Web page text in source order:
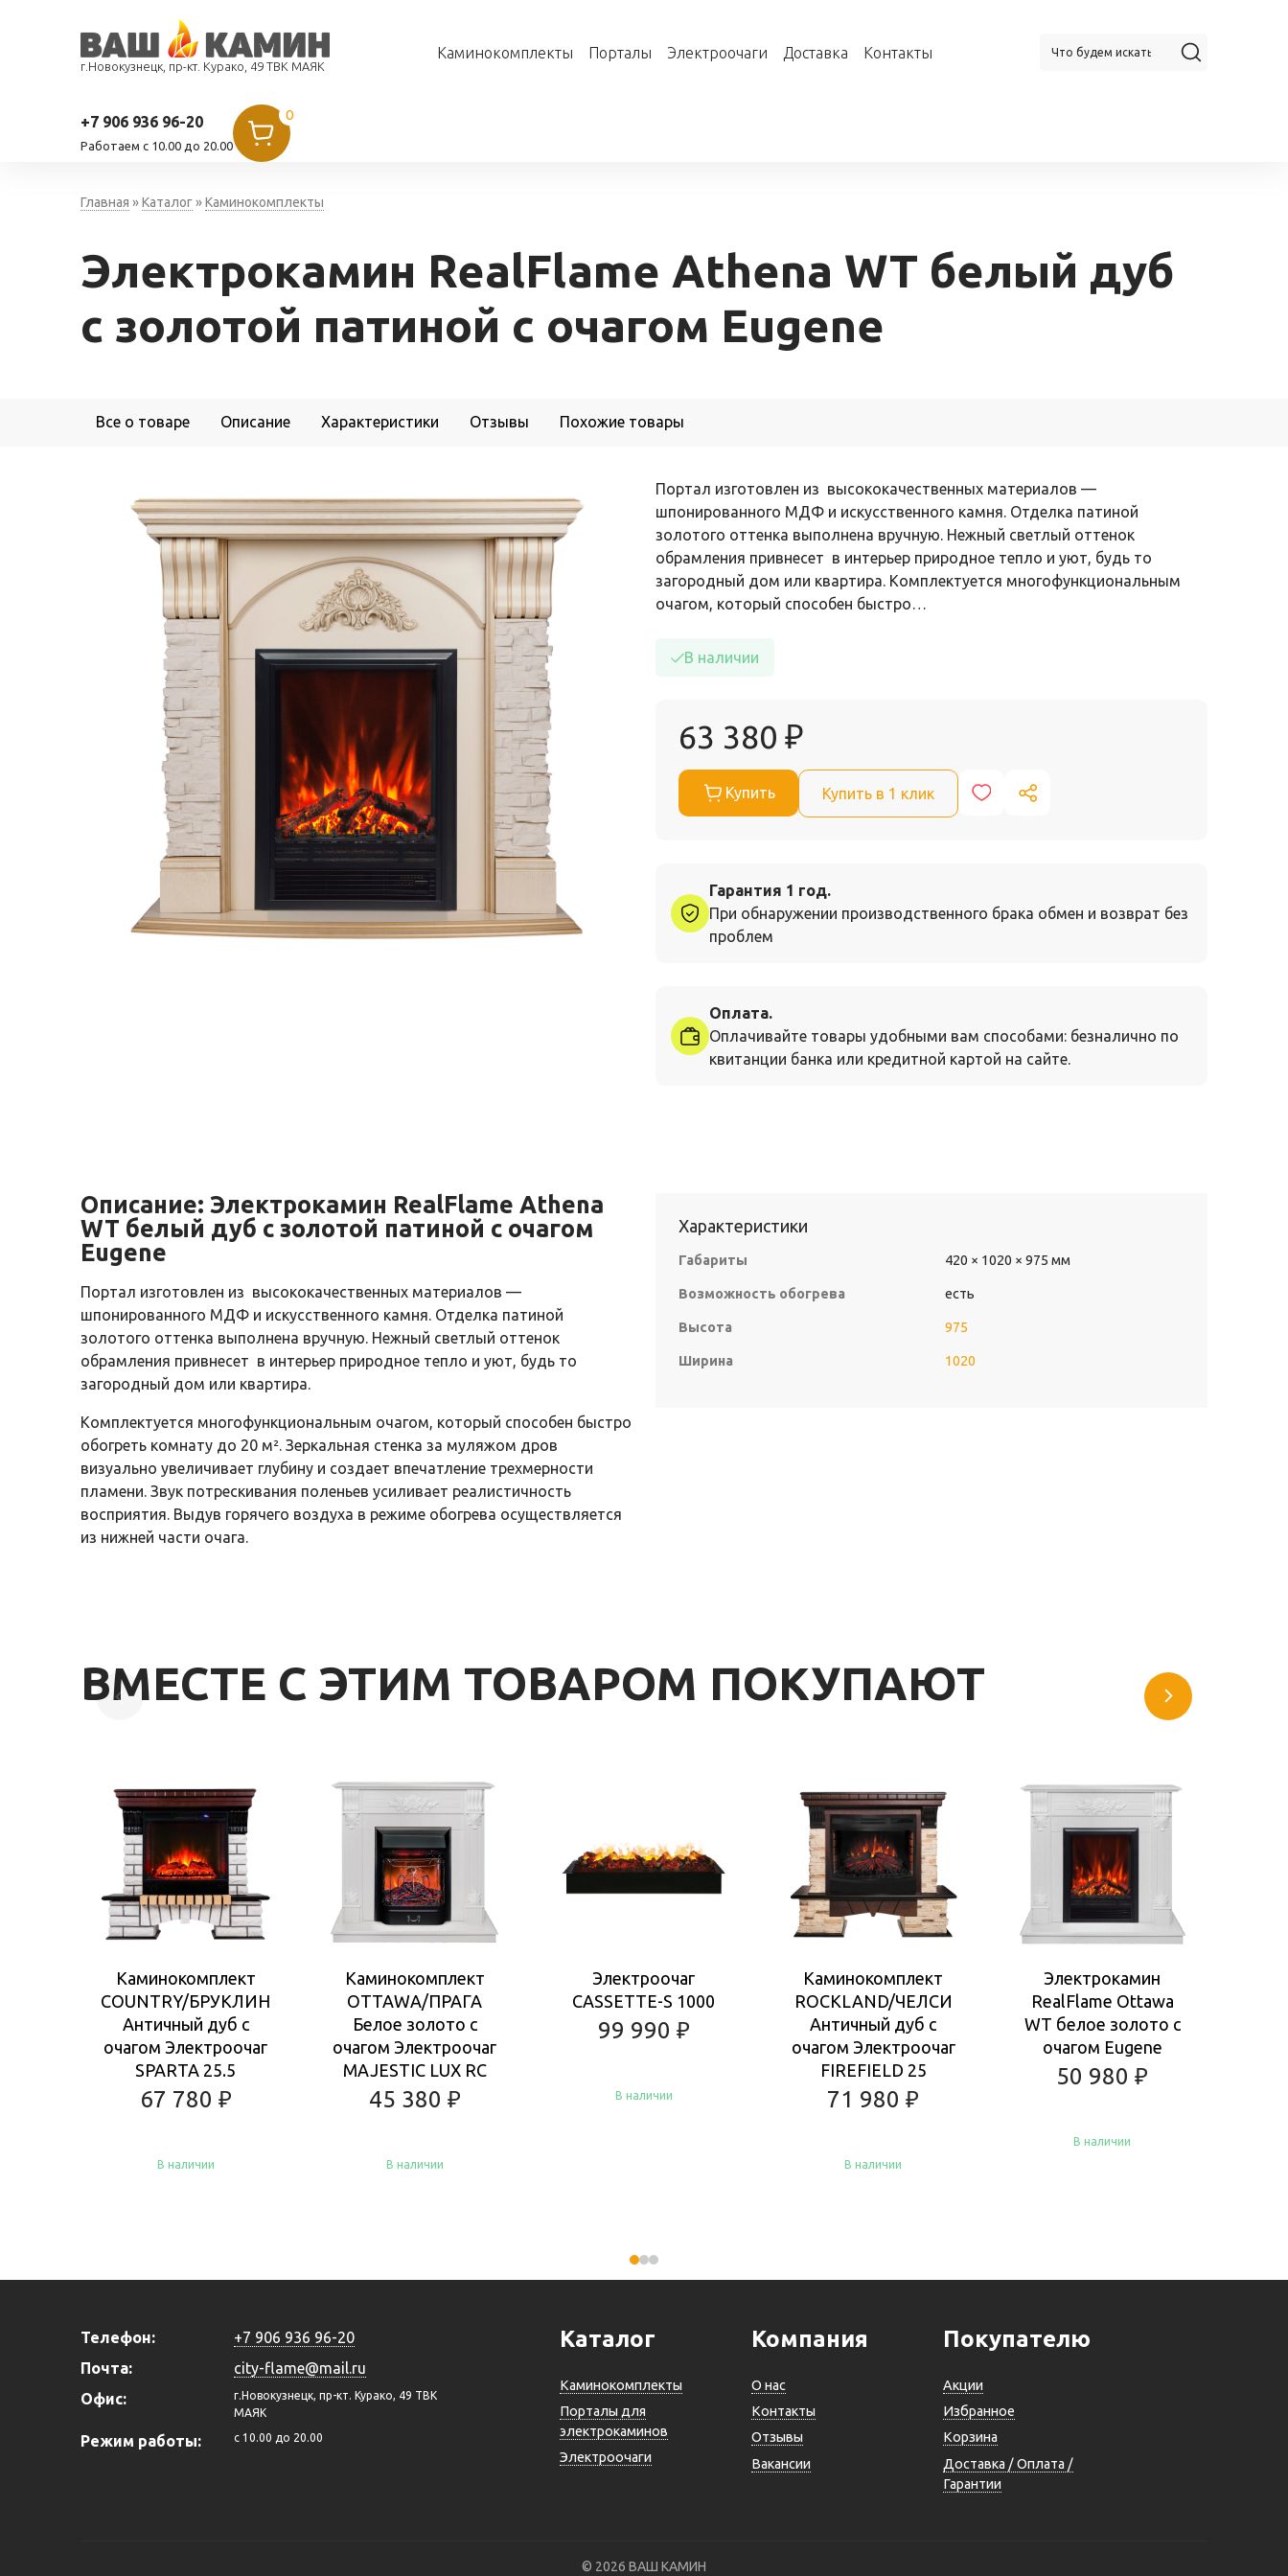
г.Новокузнецк, пр-кт. Курако, 49 ТВК МАЯК
Каминокомплекты Порталы Электроочаги Доставка Контакты
+7 906 936 96-20
Работаем c 10.00 до 20.00
0
Главная »Каталог»Каминокомплекты
Электрокамин RealFlame Athena WT белый дуб
с золотой патиной с очагом Eugene
Все о товаре Описание Характеристики Отзывы Похожие товары
Портал изготовлен из высококачественных материалов —
шпонированного МДФ и искусственного камня. Отделка патиной
золотого оттенка выполнена вручную. Нежный светлый оттенок
обрамления привнесет в интерьер природное тепло и уют, будь то
загородный дом или квартира. Комплектуется многофункциональным
очагом, который способен быстро…
В наличии
63 380 ₽
Купить Купить в 1 клик
Гарантия 1 год.
При обнаружении производственного брака обмен и возврат без
проблем
Оплата.
Оплачивайте товары удобными вам способами: безналично по
квитанции банка или кредитной картой на сайте.
Описание: Электрокамин RealFlame Athena
WT белый дуб с золотой патиной с очагом
Eugene
Портал изготовлен из высококачественных материалов —
шпонированного МДФ и искусственного камня. Отделка патиной
золотого оттенка выполнена вручную. Нежный светлый оттенок
обрамления привнесет в интерьер природное тепло и уют, будь то
загородный дом или квартира.
Комплектуется многофункциональным очагом, который способен быстро
обогреть комнату до 20 м². Зеркальная стенка за муляжом дров
визуально увеличивает глубину и создает впечатление трехмерности
пламени. Звук потрескивания поленьев усиливает реалистичность
восприятия. Выдув горячего воздуха в режиме обогрева осуществляется
из нижней части очага.
Характеристики
Габариты 420 × 1020 × 975 мм
Возможность обогрева есть
Высота 975
Ширина 1020
ВМЕСТЕ С ЭТИМ ТОВАРОМ ПОКУПАЮТ
Каминокомплект
COUNTRY/БРУКЛИН
Античный дуб с
очагом Электроочаг
SPARTA 25.5
67 780 ₽
В наличии
Каминокомплект
OTTAWA/ПРАГА
Белое золото с
очагом Электроочаг
MAJESTIC LUX RC
45 380 ₽
В наличии
Электроочаг
CASSETTE-S 1000
99 990 ₽
В наличии
Каминокомплект
ROCKLAND/ЧЕЛСИ
Античный дуб с
очагом Электроочаг
FIREFIELD 25
71 980₽
В наличии
Электрокамин
RealFlame Ottawa
WT белое золото с
очагом Eugene
50 980₽
В наличии
Телефон:
+7 906 936 96-20
Почта:
city-flame@mail.ru
Офис:
г.Новокузнецк, пр-кт. Курако, 49 ТВК
МАЯК
Режим работы: c 10.00 до 20.00
Каталог
Каминокомплекты
Порталы для
электрокаминов
Электроочаги
Компания
О нас
Контакты
Отзывы
Вакансии
Покупателю
Акции
Избранное
Корзина
Доставка / Оплата /
Гарантии
© 2026 ВАШ КАМИН